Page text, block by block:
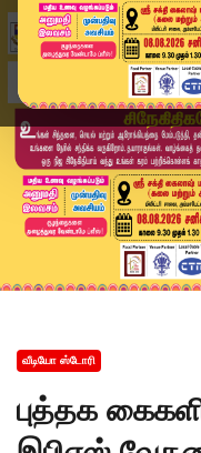
வீடியோ ஸ்டோரி
புத்தக